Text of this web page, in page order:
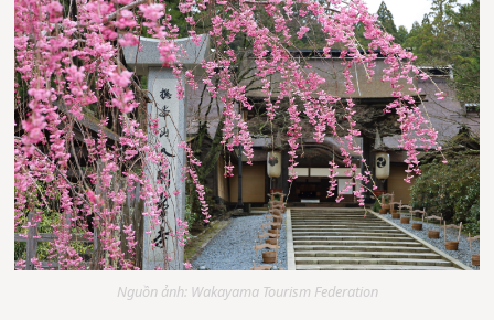
Nguồn ảnh: Wakayama Tourism Federation